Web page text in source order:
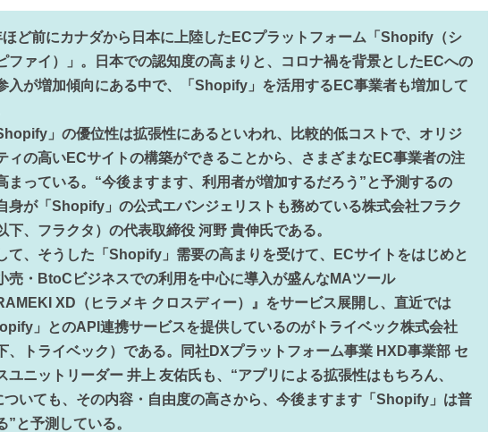
ど前にカナダから日本に上陸したECプラットフォーム「Shopify（シ
ファイ）」。日本での認知度の高まりと、コロナ禍を背景としたECへの
入が増加傾向にある中で、「Shopify」を活用するEC事業者も増加して
」の優位性は拡張性にあるといわれ、比較的低コストで、オリジ
ィの高いECサイトの構築ができることから、さまざまなEC事業者の注
まっている。“今後ますます、利用者が増加するだろう”と予測するの
身が「Shopify」の公式エバンジェリストも務めている株式会社フラク
下、フラクタ）の代表取締役 河野 貴伸氏である。
、そうした「Shopify」需要の高まりを受けて、ECサイトをはじめと
売・BtoCビジネスでの利用を中心に導入が盛んなMAツール
XD（ヒラメキ クロスディー）』をサービス展開し、直近では
」とのAPI連携サービスを提供しているのがトライベック株式会社
、トライベック）である。同社DXプラットフォーム事業 HXD事業部 セ
ユニットリーダー 井上 友佑氏も、“アプリによる拡張性はもちろん、
ついても、その内容・自由度の高さから、今後ますます「Shopify」は普
”と予測している。